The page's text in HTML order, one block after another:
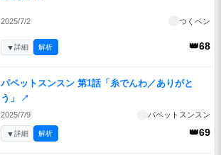
2025/7/2 つくペン
👑68
▼詳細 解析
パペットスンスン 第1話「糸でんわ／ありがと
う」
↗
2025/7/9 パペットスンスン
👑69
▼詳細 解析